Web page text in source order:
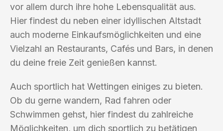
vor allem durch ihre hohe Lebensqualität aus.
Hier findest du neben einer idyllischen Altstadt
auch moderne Einkaufsmöglichkeiten und eine
Vielzahl an Restaurants, Cafés und Bars, in denen
du deine freie Zeit genießen kannst.
Auch sportlich hat Wettingen einiges zu bieten.
Ob du gerne wandern, Rad fahren oder
Schwimmen gehst, hier findest du zahlreiche
Möglichkeiten, um dich sportlich zu betätigen